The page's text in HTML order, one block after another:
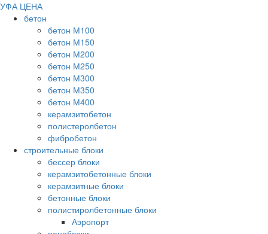
УФА ЦЕНА
бетон
бетон М100
бетон М150
бетон М200
бетон М250
бетон М300
бетон М350
бетон М400
керамзитобетон
полистеролбетон
фибробетон
строительные блоки
бессер блоки
керамзитобетонные блоки
керамзитные блоки
бетонные блоки
полистиролбетонные блоки
Аэропорт